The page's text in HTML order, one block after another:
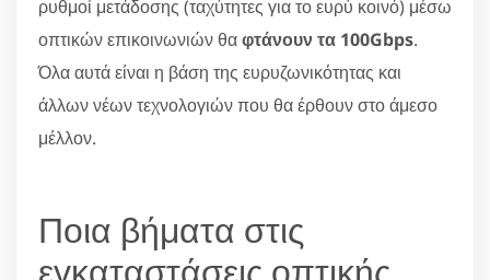
ρυθμοί μετάδοσης (ταχύτητες για το ευρύ κοινό) μέσω
οπτικών επικοινωνιών θαφτάνουν τα 100Gbps.
Όλα αυτά είναι η βάση της ευρυζωνικότητας και
άλλων νέων τεχνολογιών που θα έρθουν στο άμεσο
μέλλον.
Ποια βήματα στις
εγκαταστάσεις οπτικής